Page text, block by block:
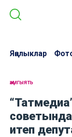
Яңалыклар
җәмгыять
итеп